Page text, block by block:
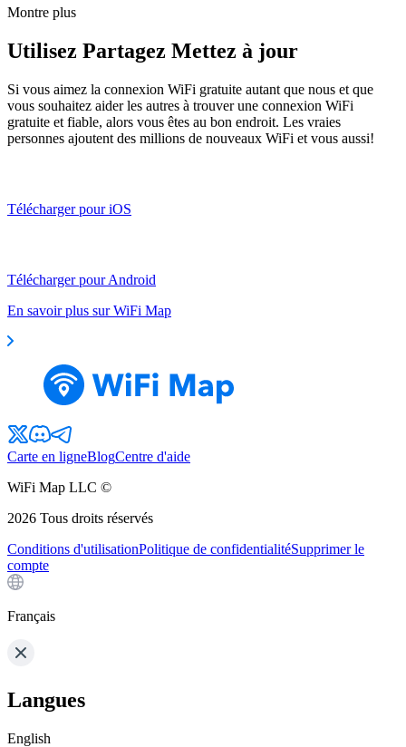
Montre plus
Utilisez Partagez Mettez à jour
Si vous aimez la connexion WiFi gratuite autant que nous et que
vous souhaitez aider les autres à trouver une connexion WiFi
gratuite et fiable, alors vous êtes au bon endroit. Les vraies
personnes ajoutent des millions de nouveaux WiFi et vous aussi!
Télécharger pour iOS
Télécharger pour Android
En savoir plus sur WiFi Map
Carte en ligneBlogCentre d'aide
WiFi Map LLC ©
2026 Tous droits réservés
Conditions d'utilisationPolitique de confidentialitéSupprimer le
compte
Français
Langues
English